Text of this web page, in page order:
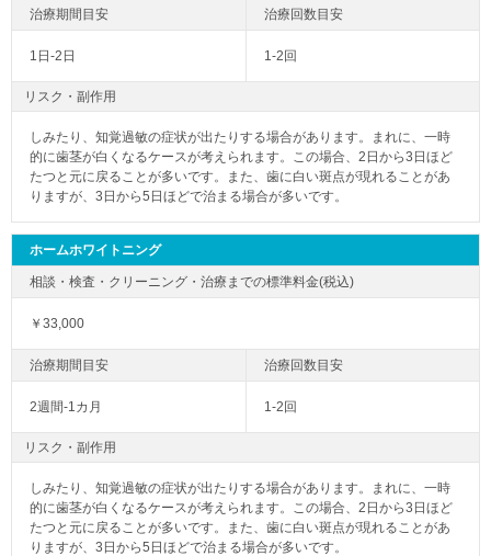
1日-2日 1-2回
リスク・副作用
しみたり、知覚過敏の症状が出たりする場合があります。まれに、一時
的に歯茎が白くなるケースが考えられます。この場合、2日から3日ほど
たつと元に戻ることが多いです。また、歯に白い斑点が現れることがあ
りますが、3日から5日ほどで治まる場合が多いです。
ホームホワイトニング
￥33,000
2週間-1カ月 1-2回
リスク・副作用
しみたり、知覚過敏の症状が出たりする場合があります。まれに、一時
的に歯茎が白くなるケースが考えられます。この場合、2日から3日ほど
たつと元に戻ることが多いです。また、歯に白い斑点が現れることがあ
りますが、3日から5日ほどで治まる場合が多いです。